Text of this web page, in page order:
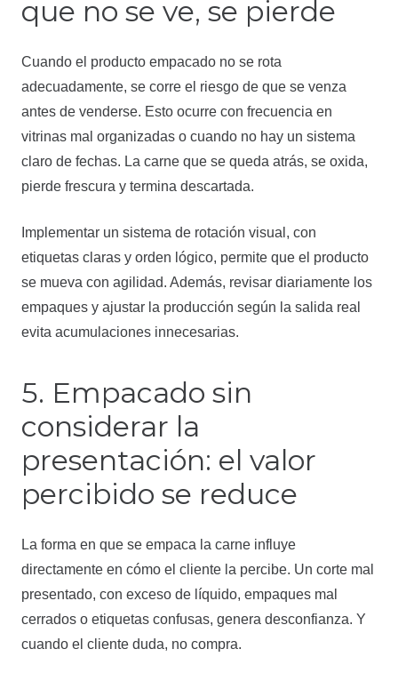
que no se ve, se pierde
Cuando el producto empacado no se rota
adecuadamente, se corre el riesgo de que se venza
antes de venderse. Esto ocurre con frecuencia en
vitrinas mal organizadas o cuando no hay un sistema
claro de fechas. La carne que se queda atrás, se oxida,
pierde frescura y termina descartada.
Implementar un sistema de rotación visual, con
etiquetas claras y orden lógico, permite que el producto
se mueva con agilidad. Además, revisar diariamente los
empaques y ajustar la producción según la salida real
evita acumulaciones innecesarias.
5. Empacado sin
considerar la
presentación: el valor
percibido se reduce
La forma en que se empaca la carne influye
directamente en cómo el cliente la percibe. Un corte mal
presentado, con exceso de líquido, empaques mal
cerrados o etiquetas confusas, genera desconfianza. Y
cuando el cliente duda, no compra.